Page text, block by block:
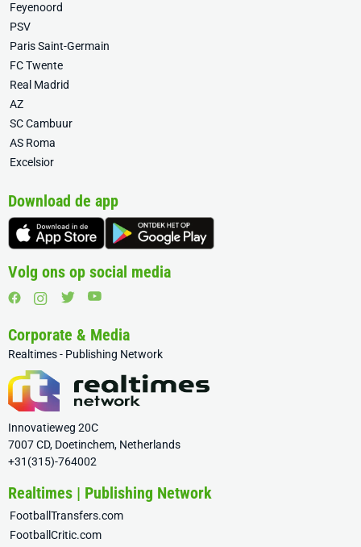
Feyenoord
PSV
Paris Saint-Germain
FC Twente
Real Madrid
AZ
SC Cambuur
AS Roma
Excelsior
Download de app
Volg ons op social media
Corporate & Media
Realtimes - Publishing Network
Innovatieweg 20C
7007 CD, Doetinchem, Netherlands
+31(315)-764002
Realtimes | Publishing Network
FootballTransfers.com
FootballCritic.com